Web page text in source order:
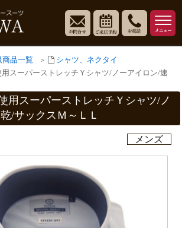
商品一覧
シャツ、ネクタイ
用スーパーストレッチＹシャツ/ノーアイロン/速
Ｌ
用スーパーストレッチＹシャツ/ノ
乾/サックスＭ～ＬＬ
メンズ